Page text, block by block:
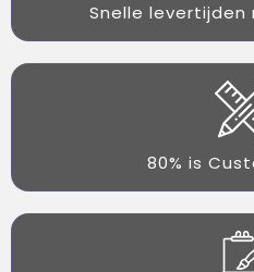
Snelle levertijden
80% is